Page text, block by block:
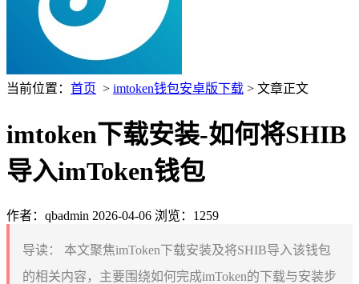
当前位置： 首页 > imtoken钱包安卓版下载 > 文章正文
imtoken下载安装-如何将SHIB
导入imToken钱包
作者：qbadmin 2026-04-06 浏览：1259
导读：
本文聚焦imToken下载安装及将SHIB导入该钱包
的相关内容，主要围绕如何完成imToken的下载与安装步